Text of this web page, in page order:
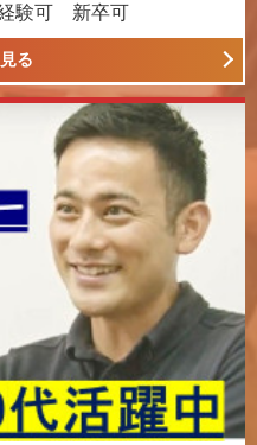
験可 新卒可
る